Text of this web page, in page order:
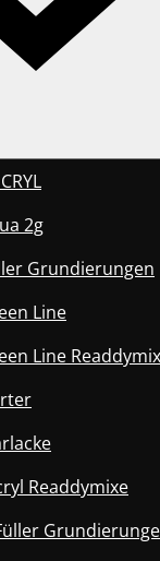
2g
Grundierungen
Line
Line
Readdymixe